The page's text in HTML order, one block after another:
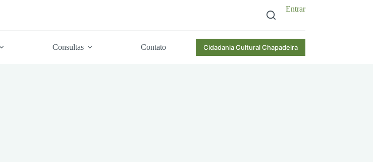
Entrar
Consultas Contato Cidadania Cultural Chapadeira